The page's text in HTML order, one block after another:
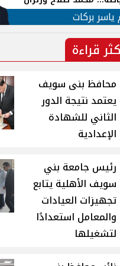
في الشارع التركي
ياسر بركات
قراءة
محافظ بنى سويف
يعتمد نتيجة الدور
الثاني للشهادة
الإعدادية
رئيس جامعة بني
سويف الأهلية يتابع
تجهيزات العيادات
والمعامل استعدادًا
لتشغيلها